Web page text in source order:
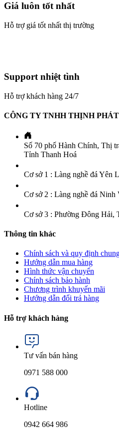
Giá luôn tốt nhất
Hỗ trợ giá tốt nhất thị trường
Support nhiệt tình
Hỗ trợ khách hàng 24/7
CÔNG TY TNHH THỊNH
Số 70 phố Hành Chính, Thị
Tỉnh Thanh Hoá
Cơ sở 1 : Làng nghề đá Yên
Cơ sở 2 : Làng nghề đá
Cơ sở 3 : Phường Đông Hải,
Thông tin khác
Chính sách và quy định
Hướng dẫn mua hàng
Hình thức vận chuyển
Chính sách bảo hành
Chương trình khuyến mãi
Hướng dẫn đổi trả hàng
Hỗ trợ khách hàng
Tư vấn bán hàng
0971 588 000
Hotline
0942 664 986